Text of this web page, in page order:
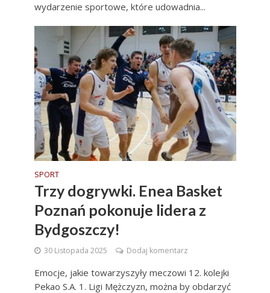
wydarzenie sportowe, które udowadnia...
SPORT
Trzy dogrywki. Enea Basket
Poznań pokonuje lidera z
Bydgoszczy!
30 Listopada 2025 Dodaj komentarz
Emocje, jakie towarzyszyły meczowi 12. kolejki
Pekao S.A. 1. Ligi Mężczyzn, można by obdarzyć